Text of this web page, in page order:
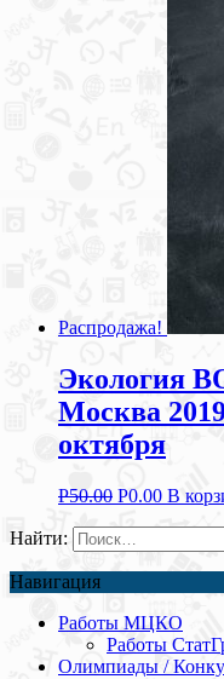
Распродажа!
Экология
Москва
октября
Р50.00 Р0.00 В
Найти:
Навигация
Работы МЦКО
Работы
Олимпиады /